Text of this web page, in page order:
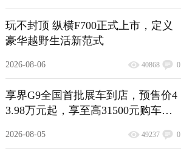
玩不封顶 纵横F700正式上市，定义
豪华越野生活新范式
2026-08-06 40868 0
享界G9全国首批展车到店，预售价4
3.98万元起，享至高31500元购车权
2026-08-05 49237 0